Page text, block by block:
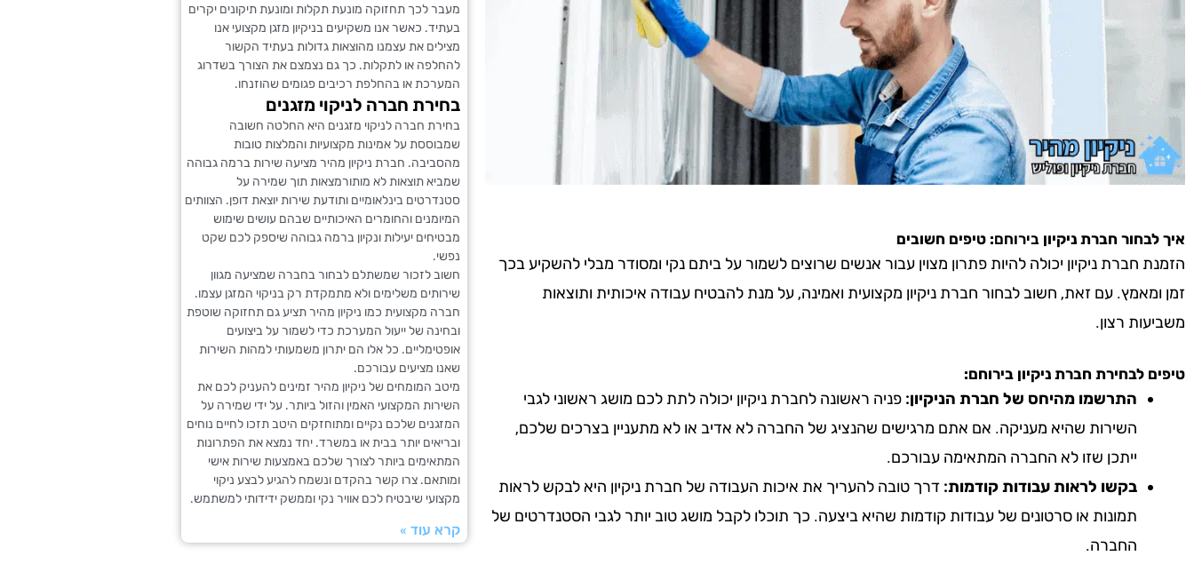
איך לבחור חברת ניקיון בירוחם: טיפים חשובים
הזמנת חברת ניקיון יכולה להיות פתרון מצוין עבור אנשים שרוצים לשמור על ביתם נקי ומסודר מבלי להשקיע בכך
זמן ומאמץ. עם זאת, חשוב לבחור חברת ניקיון מקצועית ואמינה, על מנת להבטיח עבודה איכותית ותוצאות
משביעות רצון.
טיפים לבחירת חברת ניקיון בירוחם:
התרשמו מהיחס של חברת הניקיון: פניה ראשונה לחברת ניקיון יכולה לתת לכם מושג ראשוני לגבי
השירות שהיא מעניקה. אם אתם מרגישים שהנציג של החברה לא אדיב או לא מתעניין בצרכים שלכם,
ייתכן שזו לא החברה המתאימה עבורכם.
בקשו לראות עבודות קודמות: דרך טובה להעריך את איכות העבודה של חברת ניקיון היא לבקש לראות
תמונות או סרטונים של עבודות קודמות שהיא ביצעה. כך תוכלו לקבל מושג טוב יותר לגבי הסטנדרטים של
החברה.
מעבר לכך תחזוקה מונעת תקלות ומונעת תיקונים יקרים
בעתיד. כאשר אנו משקיעים בניקיון מזגן מקצועי אנו
מצילים את עצמנו מהוצאות גדולות בעתיד הקשור
להחלפה או לתקלות. כך גם נצמצם את הצורך בשדרוג
המערכת או בהחלפת רכיבים פגומים שהוזנחו.
בחירת חברה לניקוי מזגנים
בחירת חברה לניקוי מזגנים היא החלטה חשובה
שמבוססת על אמינות מקצועיות והמלצות טובות
מהסביבה. חברת ניקיון מהיר מציעה שירות ברמה גבוהה
שמביא תוצאות לא מותורמצאות תוך שמירה על
סטנדרטים בינלאומיים ותודעת שירות יוצאת דופן. הצוותים
המיומנים והחומרים האיכותיים שבהם עושים שימוש
מבטיחים יעילות ונקיון ברמה גבוהה שיספק לכם שקט
נפשי.
חשוב לזכור שמשתלם לבחור בחברה שמציעה מגוון
שירותים משלימים ולא מתמקדת רק בניקוי המזגן עצמו.
חברה מקצועית כמו ניקיון מהיר תציע גם תחזוקה שוטפת
ובחינה של ייעול המערכת כדי לשמור על ביצועים
אופטימליים. כל אלו הם יתרון משמעותי למהות השירות
שאנו מציעים עבורכם.
מיטב המומחים של ניקיון מהיר זמינים להעניק לכם את
השירות המקצועי האמין והזול ביותר. על ידי שמירה על
המזגנים שלכם נקיים ומתוחזקים היטב תזכו לחיים נוחים
ובריאים יותר בבית או במשרד. יחד נמצא את הפתרונות
המתאימים ביותר לצורך שלכם באמצעות שירות אישי
ומותאם. צרו קשר בהקדם ונשמח להגיע לבצע ניקוי
מקצועי שיבטיח לכם אוויר נקי וממשק ידידותי למשתמש.
קרא עוד »